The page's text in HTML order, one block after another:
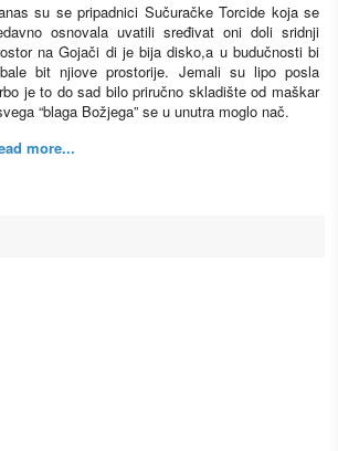
su se pripadnici Sučuračke Torcide koja se
osnovala uvatili sređivat oni doli sridnji
na Gojači di je bija disko,a u budučnosti bi
bit njiove prostorije. Jemali su lipo posla
je to do sad bilo priručno skladište od maškar
“blaga Božjega” se u unutra moglo nač.
more...